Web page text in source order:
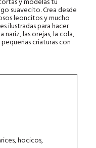
suavecito. Crea desde
leoncitos y mucho
ilustradas para hacer
nariz, las orejas, la cola,
criaturas con
hocicos,